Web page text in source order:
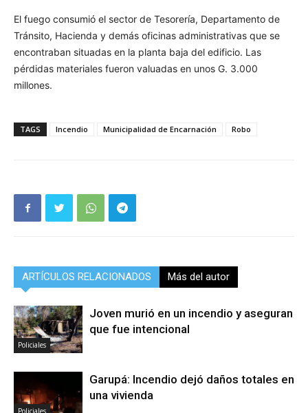
El fuego consumió el sector de Tesorería, Departamento de
Tránsito, Hacienda y demás oficinas administrativas que se
encontraban situadas en la planta baja del edificio. Las
pérdidas materiales fueron valuadas en unos G. 3.000
millones.
TAGS Incendio Municipalidad de Encarnación Robo
ARTÍCULOS RELACIONADOS Más del autor
Policiales
Joven murió en un incendio y aseguran
que fue intencional
Policiales
Garupá: Incendio dejó daños totales en
una vivienda